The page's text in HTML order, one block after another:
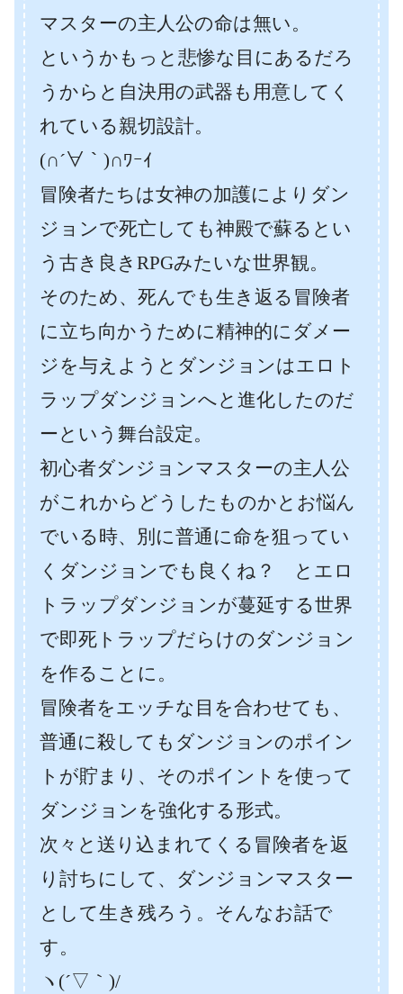
マスターの主人公の命は無い。
というかもっと悲惨な目にあるだろ
うからと自決用の武器も用意してく
れている親切設計。
(∩´∀｀)∩ﾜｰｲ
冒険者たちは女神の加護によりダン
ジョンで死亡しても神殿で蘇るとい
う古き良きRPGみたいな世界観。
そのため、死んでも生き返る冒険者
に立ち向かうために精神的にダメー
ジを与えようとダンジョンはエロト
ラップダンジョンへと進化したのだ
ーという舞台設定。
初心者ダンジョンマスターの主人公
がこれからどうしたものかとお悩ん
でいる時、別に普通に命を狙ってい
くダンジョンでも良くね？ とエロ
トラップダンジョンが蔓延する世界
で即死トラップだらけのダンジョン
を作ることに。
冒険者をエッチな目を合わせても、
普通に殺してもダンジョンのポイン
トが貯まり、そのポイントを使って
ダンジョンを強化する形式。
次々と送り込まれてくる冒険者を返
り討ちにして、ダンジョンマスター
として生き残ろう。そんなお話で
す。
ヽ(´▽｀)/